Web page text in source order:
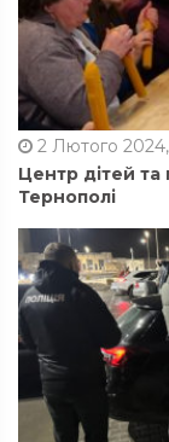
2 Лютого 2024,
Центр дітей та
Тернополі